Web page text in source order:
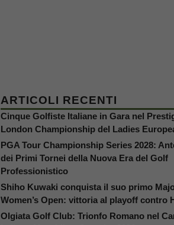
ARTICOLI RECENTI
Cinque Golfiste Italiane in Gara nel
London Championship del Ladies
PGA Tour Championship Series 2028:
dei Primi Tornei della Nuova Era del Golf
Professionistico
Shiho Kuwaki conquista il suo primo
Women’s Open: vittoria al playoff contro
Olgiata Golf Club: Trionfo Romano nel